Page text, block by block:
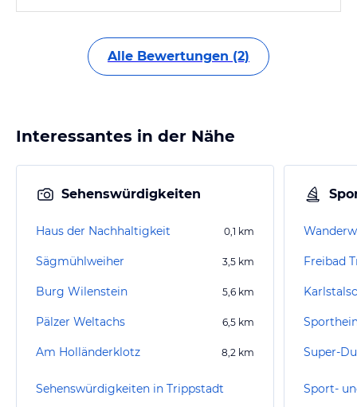
Alle Bewertungen (2)
Interessantes in der Nähe
Sehenswürdigkeiten
Haus der Nachhaltigkeit 0,1 km
Sägmühlweiher 3,5 km
Burg Wilenstein 5,6 km
Pälzer Weltachs 6,5 km
Am Holländerklotz 8,2 km
Sehenswürdigkeiten in Trippstadt
Freibad
Super-